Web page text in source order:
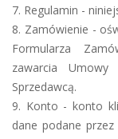
7. Regulamin -
8. Zamówienie -
Formularza
zawarcia
Sprzedawcą.
9. Konto - konto
dane podane